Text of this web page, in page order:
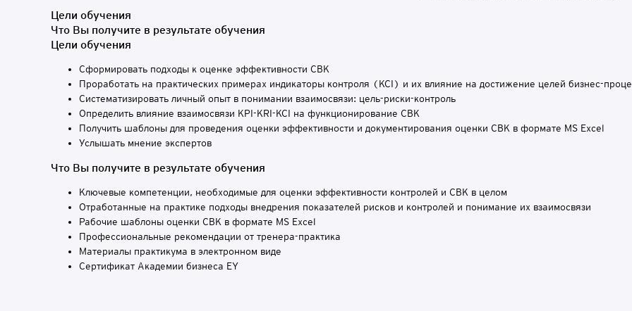
Цели обучения
Что Вы получите в результате обучения
Цели обучения
Сформировать подходы к оценке эффективности СВК
Проработать на практических примерах индикаторы контроля (KCI) и их влияние на достижение целей бизнес-
Систематизировать личный опыт в понимании взаимосвязи: цель-риски-контроль
Определить влияние взаимосвязи KPI-KRI-KCI на функционирование СВК
Получить шаблоны для проведения оценки эффективности и документирования оценки СВК в формате MS Excel
Услышать мнение экспертов
Что Вы получите в результате обучения
Ключевые компетенции, необходимые для оценки эффективности контролей и СВК в целом
Отработанные на практике подходы внедрения показателей рисков и контролей и понимание их взаимосвязи
Рабочие шаблоны оценки СВК в формате MS Excel
Профессиональные рекомендации от тренера-практика
Материалы практикума в электронном виде
Сертификат Академии бизнеса EY